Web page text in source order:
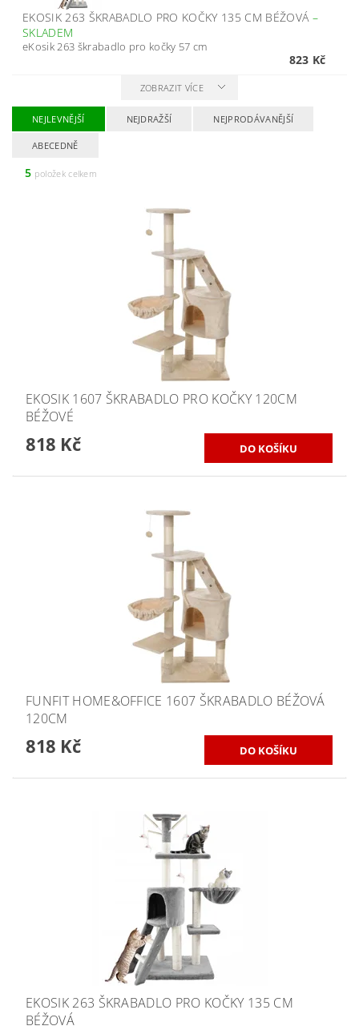
EKOSIK 263 ŠKRABADLO PRO KOČKY 135 CM BÉŽOVÁ –
SKLADEM
eKosik 263 škrabadlo pro kočky 57 cm
823 Kč
ZOBRAZIT VÍCE
NEJLEVNĚJŠÍ NEJDRAŽŠÍ NEJPRODÁVANĚJŠÍ
ABECEDNĚ
5 položek celkem
EKOSIK 1607 ŠKRABADLO PRO KOČKY 120CM
BÉŽOVÉ
818 Kč
FUNFIT HOME&OFFICE 1607 ŠKRABADLO BÉŽOVÁ
120CM
818 Kč
EKOSIK 263 ŠKRABADLO PRO KOČKY 135 CM
BÉŽOVÁ